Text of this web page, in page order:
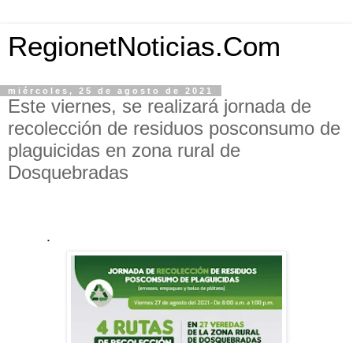
RegionetNoticias.Com
miércoles, 25 de agosto de 2021
Este viernes, se realizará jornada de
recolección de residuos posconsumo de
plaguicidas en zona rural de
Dosquebradas
·